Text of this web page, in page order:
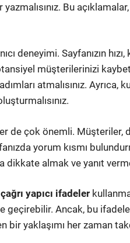
Bu
deneyimi. Sayfanızın
müşterilerinizi
atmalısınız. Ayrıca,
de çok önemli. Müşteriler,
yorum kısmı
dikkate almak ve yanıt
çağrı yapıcı ifadeler
geçirebilir. Ancak, bu
bir yaklaşımı her zaman